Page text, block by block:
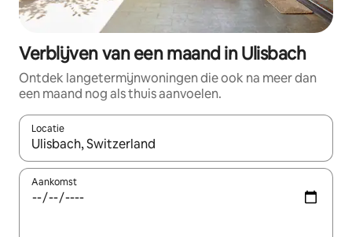
Verblijven van een maand in Ulisbach
Ontdek langetermijnwoningen die ook na meer dan
een maand nog als thuis aanvoelen.
Locatie
Wanneer er suggesties beschikbaar zijn, maak je een keuze
Aankomst